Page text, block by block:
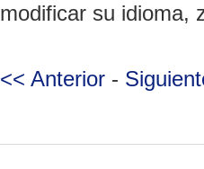
modificar su idioma,
<< Anterior -